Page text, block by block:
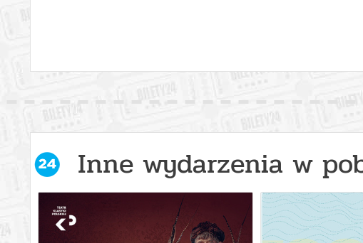
Inne wydarzenia w